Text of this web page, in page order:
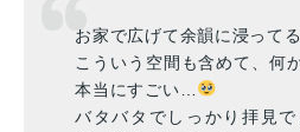
お家で広げて余韻に浸って
こういう空間も含めて、何
本当にすごい…
バタバタでしっかり拝見